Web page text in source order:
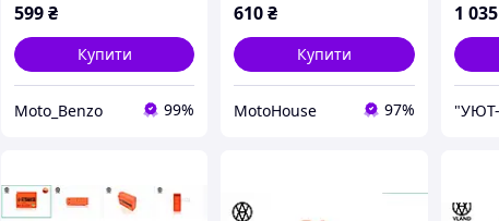
599₴
Купити
Moto_Benzo 99%
610₴
Купити
MotoHouse 97%
1 035